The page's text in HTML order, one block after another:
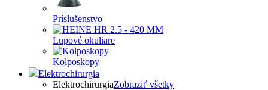
Príslušenstvo
Lupové okuliare
Kolposkopy
Elektrochirurgia
ElektrochirurgiaZobraziť všetky